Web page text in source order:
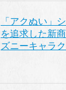
「アクぬい」
を追求した新
ズニーキャラ